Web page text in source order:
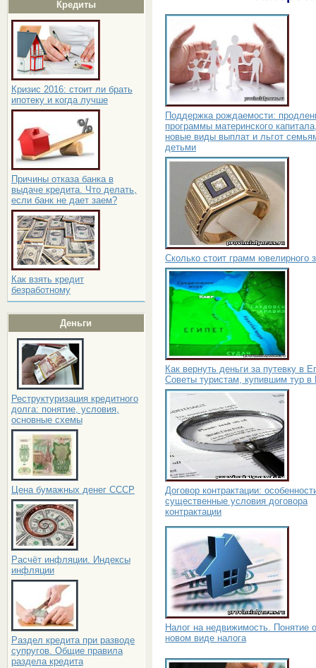
Кредиты
Кризис 2016: стоит ли брать
ипотеку и когда лучше
Причины отказа банка в
выдаче кредита. Что делать,
если банк не дает заем?
Как взять кредит
безработному
Деньги
Реструктуризация кредитного
долга: понятие, условия,
основные схемы
Цена бумажных денег СССР
Расчёт инфляции. Индексы
инфляции
Раздел кредита при разводе
супругов. Общие правила
раздела кредита
Поддержка рождаемости:
программы материнского
новые виды выплат и льгот
детьми
Сколько стоит грамм ювелирного
Как вернуть деньги за путевку в
Советы туристам, купившим тур в
Договор контрактации:
существенные условия договора
контрактации
Налог на недвижимость. Понятие о
новом виде налога